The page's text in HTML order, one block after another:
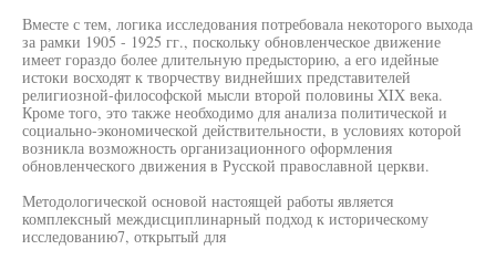
Вместе с тем, логика исследования потребовала некоторого выхода
за рамки 1905 - 1925 гг., поскольку обновленческое движение
имеет гораздо более длительную предысторию, а его идейные
истоки восходят к творчеству виднейших представителей
религиозной-философской мысли второй половины XIX века.
Кроме того, это также необходимо для анализа политической и
социально-экономической действительности, в условиях которой
возникла возможность организационного оформления
обновленческого движения в Русской православной церкви.
Методологической основой настоящей работы является
комплексный междисциплинарный подход к историческому
исследованию7, открытый для